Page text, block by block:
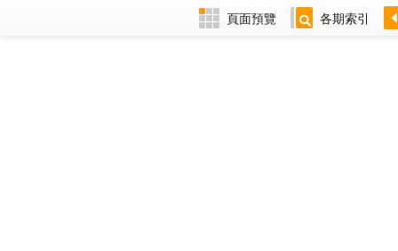
頁面預覽 各期索引